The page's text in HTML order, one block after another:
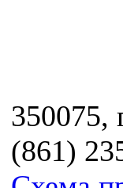
350075,
(861)